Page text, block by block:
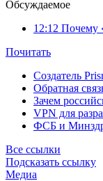
Обсуждаемое
12:12 Почему
Почитать
Создатель
Обратная
Зачем
VPN для
ФСБ и
Все ссылки
Подсказать ссылку
Медиа